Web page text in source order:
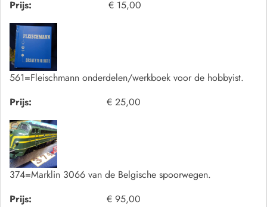
Prijs:
€ 15,00
561=Fleischmann onderdelen/werkboek voor de hobbyist.
Prijs:
€ 25,00
374=Marklin 3066 van de Belgische spoorwegen.
Prijs:
€ 95,00